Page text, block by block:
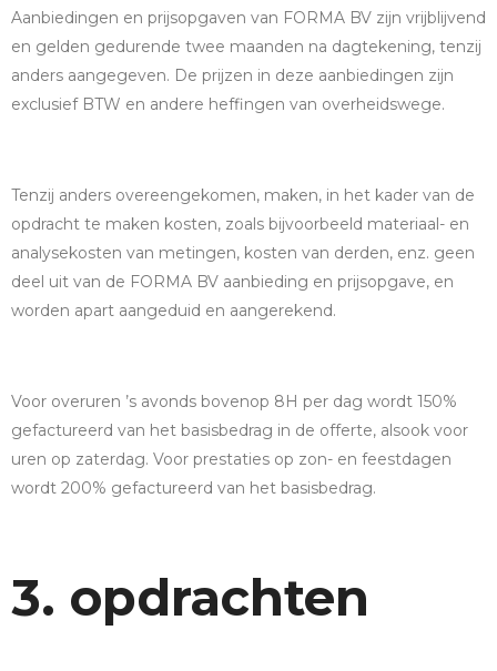
Aanbiedingen en prijsopgaven van FORMA BV zijn vrijblijvend
en gelden gedurende twee maanden na dagtekening, tenzij
anders aangegeven. De prijzen in deze aanbiedingen zijn
exclusief BTW en andere heffingen van overheidswege.
Tenzij anders overeengekomen, maken, in het kader van de
opdracht te maken kosten, zoals bijvoorbeeld materiaal- en
analysekosten van metingen, kosten van derden, enz. geen
deel uit van de FORMA BV aanbieding en prijsopgave, en
worden apart aangeduid en aangerekend.
Voor overuren ’s avonds bovenop 8H per dag wordt 150%
gefactureerd van het basisbedrag in de offerte, alsook voor
uren op zaterdag. Voor prestaties op zon- en feestdagen
wordt 200% gefactureerd van het basisbedrag.
3. opdrachten